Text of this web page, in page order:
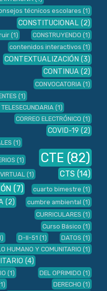
técnicos escolares (1)
CONSTITUCIONAL (2)
(1) CONSTRUYENDO (1)
contenidos interactivos (1)
CONTEXTUALIZACIÓN (3)
CONTINUA (2)
CONVOCATORIA (1)
(1)
(1)
CORREO ELECTRÓNICO (1)
COVID-19 (2)
(1)
(1) CTE (82)
(1) CTS (14)
(7) cuarto bimestre (1)
(2) cumbre ambiental (1)
CURRICULARES (1)
Curso Básico (1)
D-II-51 (1) DATOS (1)
HUMANO Y COMUNITARIO (1)
(4)
(1) DEL OPRIMIDO (1)
DERECHO (1)